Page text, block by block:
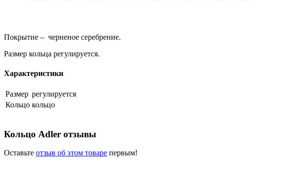
Покрытие – черненое серебрение.
Размер кольца регулируется.
Характеристики
Размер регулируется
Кольцо кольцо
Кольцо Adler отзывы
Оставьте отзыв об этом товаре первым!